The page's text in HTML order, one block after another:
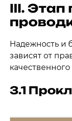
III. Этап
Надежность и
зависят от
3.1